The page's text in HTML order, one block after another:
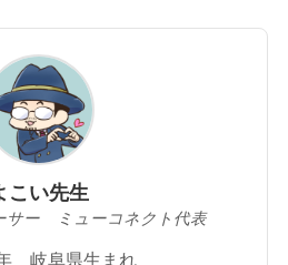
こい先生
サー ミューコネクト代表
岐阜県生まれ